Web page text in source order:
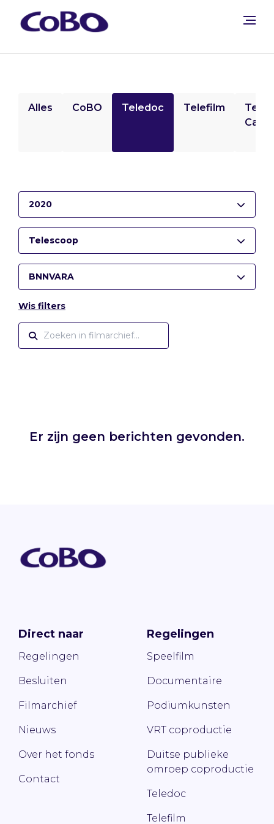
Alles CoBO Teledoc Telefilm
2020
Telescoop
BNNVARA
Wis filters
Er zijn geen berichten gevonden.
Direct naar
Regelingen
Besluiten
Filmarchief
Nieuws
Over het fonds
Contact
Regelingen
Speelfilm
Documentaire
Podiumkunsten
VRT coproductie
Duitse publieke
omroep coproductie
Teledoc
Telefilm